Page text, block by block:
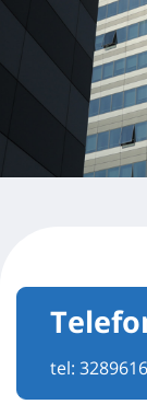
tel: